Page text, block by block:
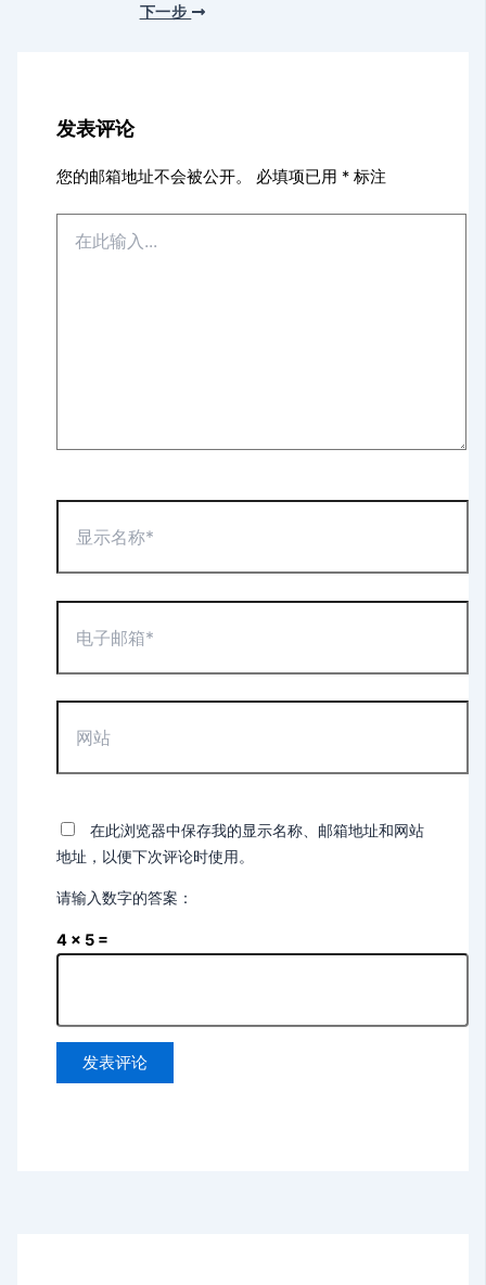
下一步
发表评论
您的邮箱地址不会被公开。 必填项已用 * 标注
称
箱
*
在此浏览器中保存我的显示名称、邮箱地址和网站
地址，以便下次评论时使用。
请输入数字的答案：
4 × 5 =